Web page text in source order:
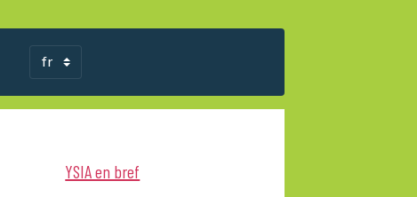
YSIA en bref